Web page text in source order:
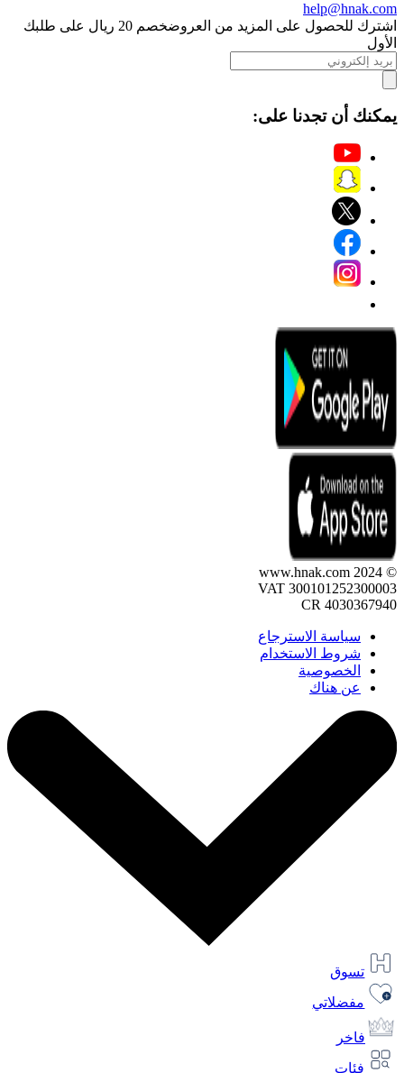
help@hnak.com
اشترك للحصول على المزيد من العروض
خصم 20 ريال على طلبك
الأول
يمكنك أن تجدنا على:
© 2024 www.hnak.com
VAT 300101252300003
CR 4030367940
سياسة الاسترجاع
شروط الاستخدام
الخصوصية
عن هناك
تسوق
مفضلاتي
فاخر
فئات